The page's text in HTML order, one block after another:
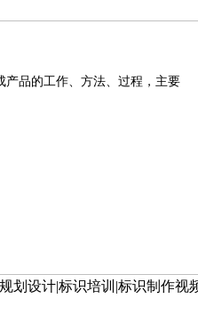
产品的工作、方法、过程，主要